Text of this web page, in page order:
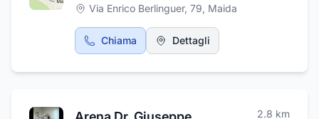
Via Enrico Berlinguer, 79, Maida
Chiama Dettagli
2.8 km